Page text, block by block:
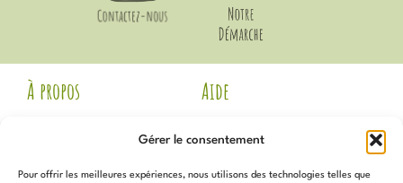
Gérer le consentement
Pour offrir les meilleures expériences, nous utilisons des technologies telles que
À propos
Politique de
Aide
Mon compte